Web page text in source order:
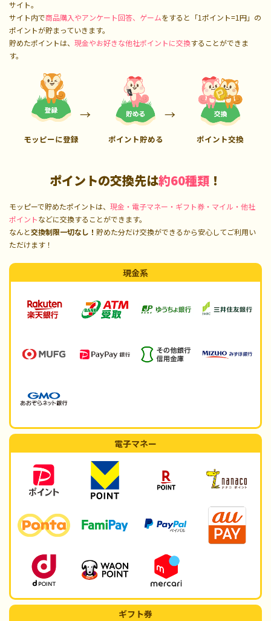
サイト。
サイト内で商品購入やアンケート回答、ゲームをすると「1ポイント=1円」の
ポイントが貯まっていきます。
貯めたポイントは、 現金やお好きな他社ポイントに交換することができま
す。
モッピーに登録 ポイント貯める ポイント交換
ポイントの交換先は約60種類 ！
モッピーで貯めたポイントは、 現金・電子マネー・ギフト券・マイル・他社
ポイントなどに交換することができます。
なんと交換制限一切なし！ 貯めた分だけ交換ができるから安心してご利用い
ただけます！
現金系
電子マネー
ギフト券